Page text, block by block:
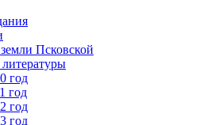
Псковской
год
год
год
год